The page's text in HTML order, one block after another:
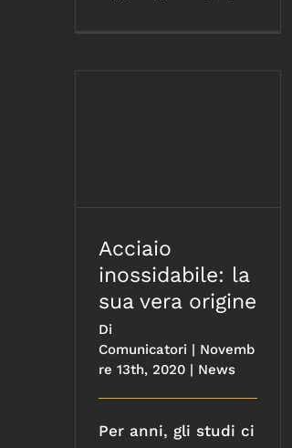
Acciaio
inossidabile: la
sua vera origine
Di
Comunicatori | Novemb
re 13th, 2020 | News
Per anni, gli studi ci